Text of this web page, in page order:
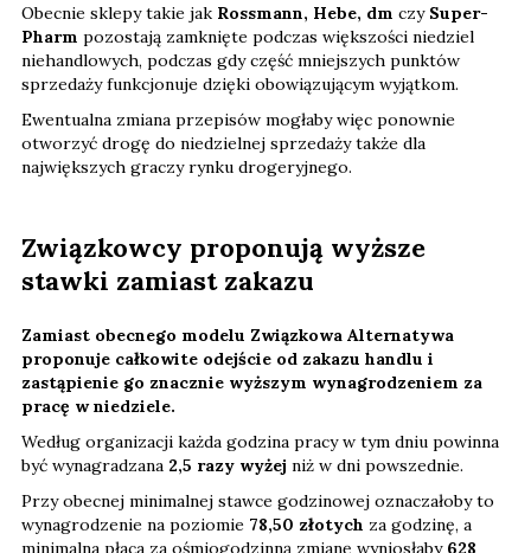
Obecnie sklepy takie jak Rossmann, Hebe, dm czy Super-
Pharm pozostają zamknięte podczas większości niedziel
niehandlowych, podczas gdy część mniejszych punktów
sprzedaży funkcjonuje dzięki obowiązującym wyjątkom.
Ewentualna zmiana przepisów mogłaby więc ponownie
otworzyć drogę do niedzielnej sprzedaży także dla
największych graczy rynku drogeryjnego.
Związkowcy proponują wyższe
stawki zamiast zakazu
Zamiast obecnego modelu Związkowa Alternatywa
proponuje całkowite odejście od zakazu handlu i
zastąpienie go znacznie wyższym wynagrodzeniem za
pracę w niedziele.
Według organizacji każda godzina pracy w tym dniu powinna
być wynagradzana 2,5 razy wyżej niż w dni powszednie.
Przy obecnej minimalnej stawce godzinowej oznaczałoby to
wynagrodzenie na poziomie 78,50 złotych za godzinę, a
minimalna płaca za ośmiogodzinną zmianę wyniosłaby 628